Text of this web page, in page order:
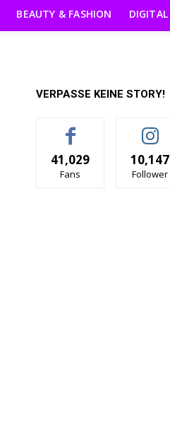
BEAUTY & FASHION DIGITAL
VERPASSE KEINE STORY!
41,029
Fans
10,147
Follower